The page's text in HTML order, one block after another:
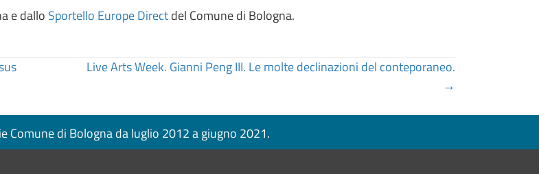
e dallo Sportello Europe Directdel Comune di Bologna.
Live Arts Week. Gianni Peng III. Le molte declinazioni del conteporaneo.
→
Comune di Bologna da luglio 2012 a giugno 2021.